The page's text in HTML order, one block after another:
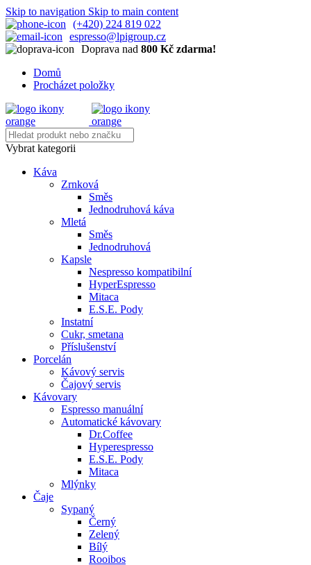
Skip to navigation Skip to main content
(+420) 224 819 022
espresso@lpigroup.cz
Doprava nad 800 Kč zdarma!
Domů
Procházet položky
Vybrat kategorii
Káva
Zrnková
Směs
Jednodruhová káva
Mletá
Směs
Jednodruhová
Kapsle
Nespresso kompatibilní
HyperEspresso
Mitaca
E.S.E. Pody
Instatní
Cukr, smetana
Příslušenství
Porcelán
Kávový servis
Čajový servis
Kávovary
Espresso manuální
Automatické kávovary
Dr.Coffee
Hyperespresso
E.S.E. Pody
Mitaca
Mlýnky
Čaje
Sypaný
Černý
Zelený
Bílý
Rooibos